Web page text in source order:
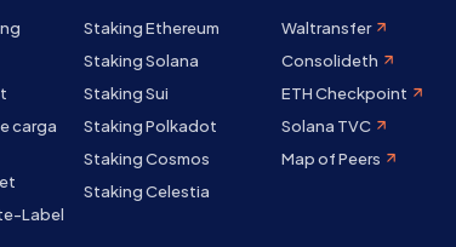
carga
Label
Staking Ethereum
Staking Solana
Staking Sui
Staking Polkadot
Staking Cosmos
Staking Celestia
Waltransfer
Consolideth
ETH Checkpoint
Solana TVC
Map of Peers